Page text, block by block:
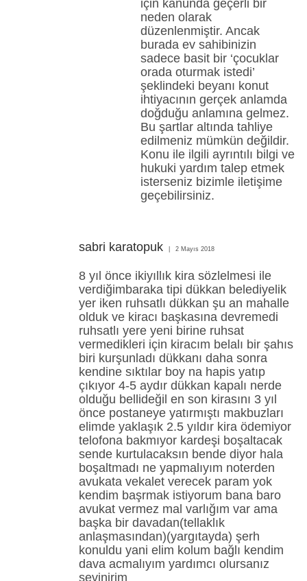
için kanunda geçerli bir
neden olarak
düzenlenmiştir. Ancak
burada ev sahibinizin
sadece basit bir ‘çocuklar
orada oturmak istedi’
şeklindeki beyanı konut
ihtiyacının gerçek anlamda
doğduğu anlamına gelmez.
Bu şartlar altında tahliye
edilmeniz mümkün değildir.
Konu ile ilgili ayrıntılı bilgi ve
hukuki yardım talep etmek
isterseniz bizimle iletişime
geçebilirsiniz.
sabri karatopuk 2 Mayıs 2018
8 yıl önce ikiyıllık kira sözlelmesi ile
verdiğimbaraka tipi dükkan belediyelik
yer iken ruhsatlı dükkan şu an mahalle
olduk ve kiracı başkasına devremedi
ruhsatlı yere yeni birine ruhsat
vermedikleri için kiracım belalı bir şahıs
biri kurşunladı dükkanı daha sonra
kendine sıktılar boy na hapis yatıp
çıkıyor 4-5 aydır dükkan kapalı nerde
olduğu bellideğil en son kirasını 3 yıl
önce postaneye yatırmıştı makbuzları
elimde yaklaşık 2.5 yıldır kira ödemiyor
telofona bakmıyor kardeşi boşaltacak
sende kurtulacaksın bende diyor hala
boşaltmadı ne yapmalıyım noterden
avukata vekalet verecek param yok
kendim başrmak istiyorum bana baro
avukat vermez mal varlığım var ama
başka bir davadan(tellaklık
anlaşmasından)(yargıtayda) şerh
konuldu yani elim kolum bağlı kendim
dava acmalıyım yardımcı olursanız
sevinirim